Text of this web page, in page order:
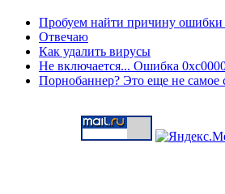
Пробуем найти причину ошибки
Отвечаю
Как удалить вирусы
Не включается... Ошибка
Порнобаннер? Это еще не самое